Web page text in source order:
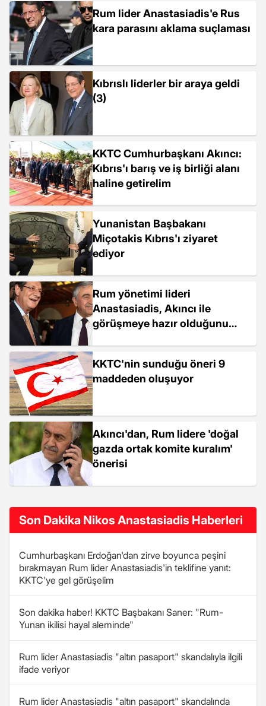
Rum lider Anastasiadis'e Rus
kara parasını aklama suçlaması
Kıbrıslı liderler bir araya geldi
(3)
KKTC Cumhurbaşkanı Akıncı:
Kıbrıs'ı barış ve iş birliği alanı
haline getirelim
Yunanistan Başbakanı
Miçotakis Kıbrıs'ı ziyaret
ediyor
Rum yönetimi lideri
Anastasiadis, Akıncı ile
görüşmeye hazır olduğunu
KKTC'nin sunduğu öneri 9
maddeden oluşuyor
Akıncı'dan, Rum lidere 'doğal
gazda ortak komite kuralım'
önerisi
Son Dakika Nikos Anastasiadis Haberleri
Cumhurbaşkanı Erdoğan'dan zirve boyunca peşini
bırakmayan Rum lider Anastasiadis'in teklifine yanıt:
KKTC'ye gel görüşelim
Son dakika haber! KKTC Başbakanı Saner: "Rum-
Yunan ikilisi hayal aleminde"
Rum lider Anastasiadis "altın pasaport" skandalıyla ilgili
ifade veriyor
Rum lider Anastasiadis "altın pasaport" skandalında